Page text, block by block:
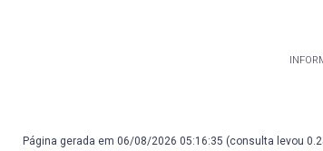
Página gerada em 06/08/2026 05:16:35 (consulta levou